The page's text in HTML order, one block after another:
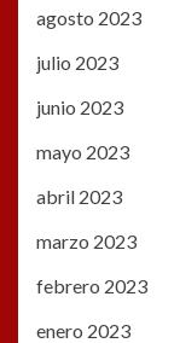
agosto 2023
julio 2023
junio 2023
mayo 2023
abril 2023
marzo 2023
febrero 2023
enero 2023